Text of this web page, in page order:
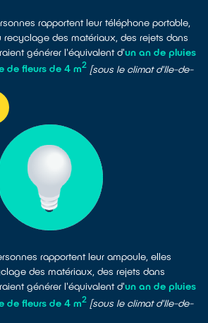
rapportent leur téléphone portable,
recyclage des matériaux, des rejets dans
générer l'équivalent d'un an de pluies
de fleurs de 4 m2 [sous le climat d'Ile-de-
rapportent leur ampoule, elles
des matériaux, des rejets dans
générer l'équivalent d'un an de pluies
de fleurs de 4 m2 [sous le climat d'Ile-de-